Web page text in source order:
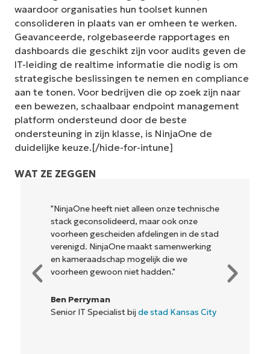
waardoor organisaties hun toolset kunnen
consolideren in plaats van er omheen te werken.
Geavanceerde, rolgebaseerde rapportages en
dashboards die geschikt zijn voor audits geven de
IT-leiding de realtime informatie die nodig is om
strategische beslissingen te nemen en compliance
aan te tonen. Voor bedrijven die op zoek zijn naar
een bewezen, schaalbaar endpoint management
platform ondersteund door de beste
ondersteuning in zijn klasse, is NinjaOne de
duidelijke keuze.[/hide-for-intune]
WAT ZE ZEGGEN
"NinjaOne heeft niet alleen onze technische
stack geconsolideerd, maar ook onze
voorheen gescheiden afdelingen in de stad
verenigd. NinjaOne maakt samenwerking
en kameraadschap mogelijk die we
voorheen gewoon niet hadden."
Ben Perryman
Senior IT Specialist bij de stad Kansas City